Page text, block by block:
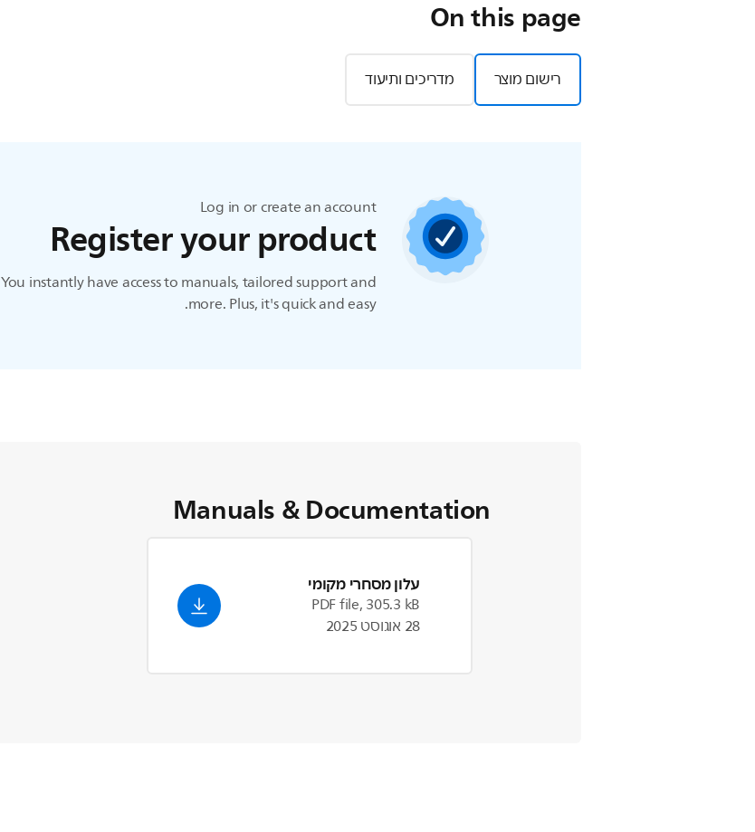
On this page
רישום מוצר מדריכים ותיעוד
Log in or create an account
Register your product
You instantly have access to manuals, tailored support and
more. Plus, it's quick and easy.
Manuals & Documentation
עלון מסחרי מקומי
PDF file, 305.3 kB
28 אוגוסט 2025